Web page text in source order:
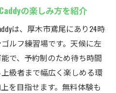
の楽しみ方を紹介
は、厚木市鳶尾にあり24時
ルフ練習場です。天候に左
で、予約制のため待ち時間
級者まで幅広く楽しめる環
を目指せます。無料体験も